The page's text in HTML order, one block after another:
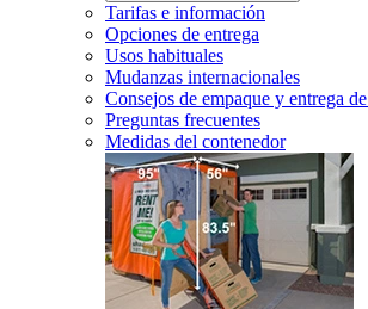
Tarifas e información
Opciones de entrega
Usos habituales
Mudanzas internacionales
Consejos de empaque y entrega de
Preguntas frecuentes
Medidas del contenedor